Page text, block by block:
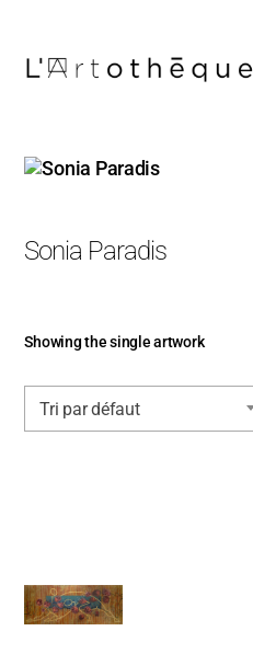
Sonia Paradis
Showing the single artwork
Tri par défaut